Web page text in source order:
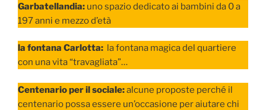
Garbatellandia: uno spazio dedicato ai bambini da 0 a
197 anni e mezzo d’età
la fontana Carlotta: la fontana magica del quartiere
con una vita “travagliata”…
Centenario per il sociale:alcune proposte perché il
centenario possa essere un’occasione per aiutare chi